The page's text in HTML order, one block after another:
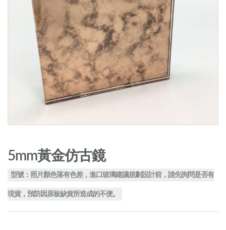
5mm黃金仿古鏡
型號：照片顏色落有色差，進口玻璃建議規劃設計前，請先詢問是否有
現貨，預防因原板缺貨所造成的不便。